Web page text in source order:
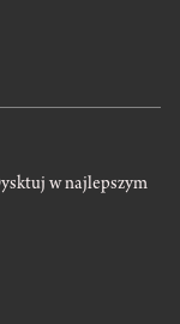
w najlepszym